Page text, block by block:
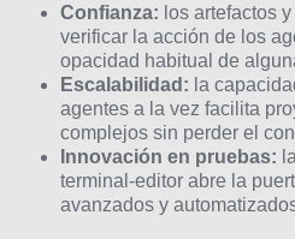
Confianza: los artefactos
verificar la acción de los
opacidad habitual de
Escalabilidad: la
agentes a la vez facilita
complejos sin perder el
Innovación en pruebas:
terminal-editor abre la
avanzados y